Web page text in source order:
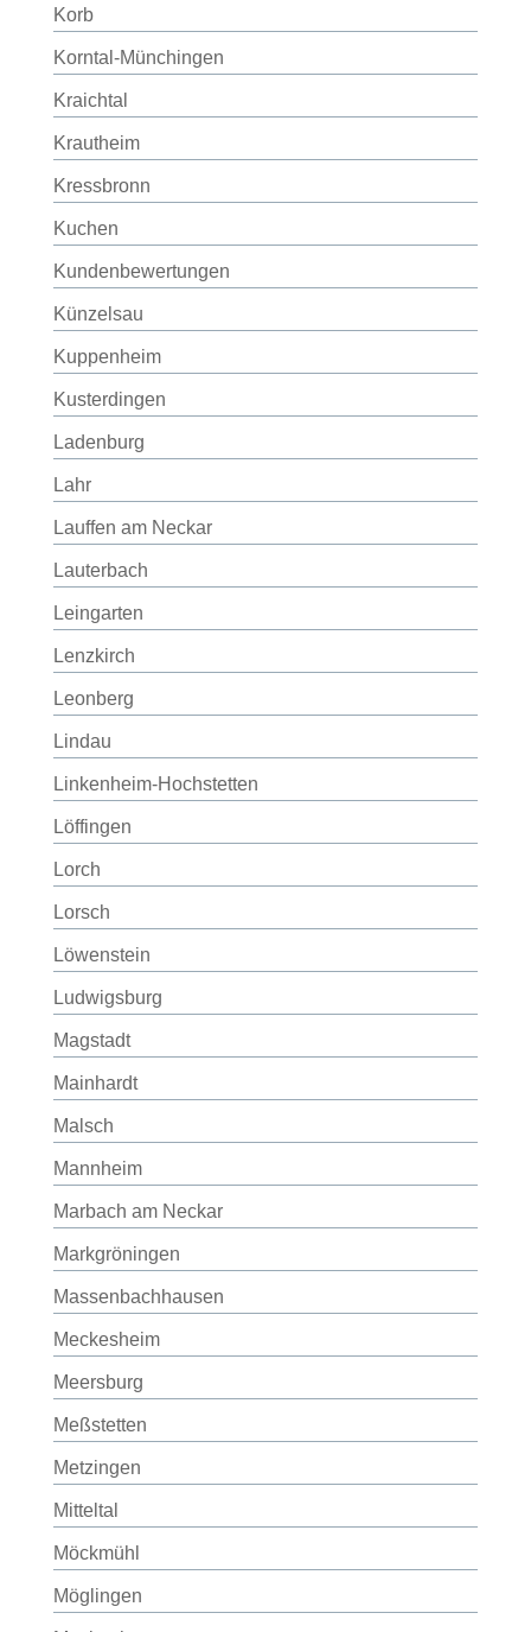
Korb
Korntal-Münchingen
Kraichtal
Krautheim
Kressbronn
Kuchen
Kundenbewertungen
Künzelsau
Kuppenheim
Kusterdingen
Ladenburg
Lahr
Lauffen am Neckar
Lauterbach
Leingarten
Lenzkirch
Leonberg
Lindau
Linkenheim-Hochstetten
Löffingen
Lorch
Lorsch
Löwenstein
Ludwigsburg
Magstadt
Mainhardt
Malsch
Mannheim
Marbach am Neckar
Markgröningen
Massenbachhausen
Meckesheim
Meersburg
Meßstetten
Metzingen
Mitteltal
Möckmühl
Möglingen